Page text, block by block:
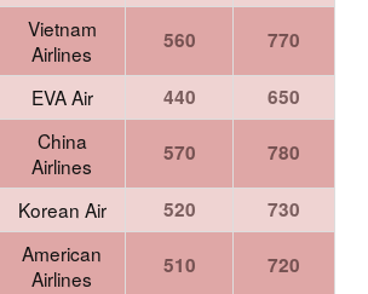
Vietnam
Airlines
560 770
EVA Air 440
650
China
Airlines
570 780
Korean Air 520
730
American
Airlines
510 720